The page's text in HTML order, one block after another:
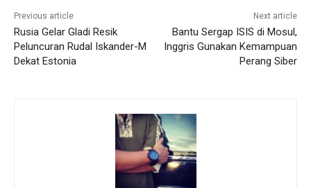
Previous article
Rusia Gelar Gladi Resik
Peluncuran Rudal Iskander-M
Dekat Estonia
Next article
Bantu Sergap ISIS di Mosul,
Inggris Gunakan Kemampuan
Perang Siber